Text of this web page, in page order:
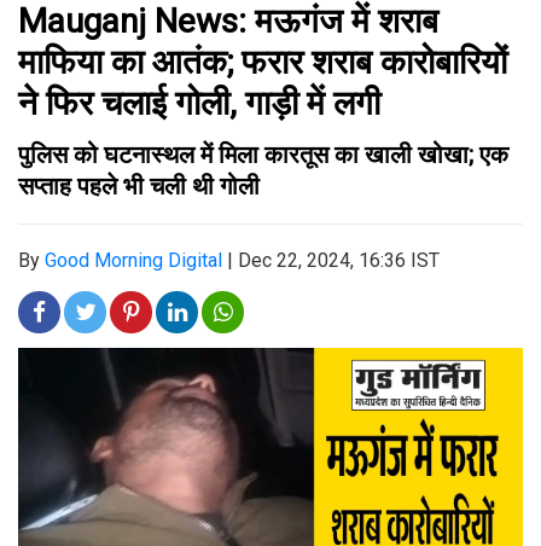
Mauganj News: मऊगंज में शराब
माफिया का आतंक; फरार शराब कारोबारियों
ने फिर चलाई गोली, गाड़ी में लगी
पुलिस को घटनास्थल में मिला कारतूस का खाली खोखा; एक
सप्ताह पहले भी चली थी गोली
By Good Morning Digital | Dec 22, 2024, 16:36 IST